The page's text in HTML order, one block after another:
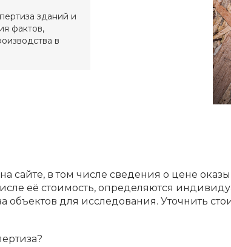
зданий и
фактов,
в
сайте, в том числе сведения о цене
её стоимость, определяются
объектов для исследования. Уточнить